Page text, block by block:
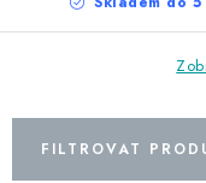
PRODÁVANÉ ZNAČKY
Věrnostní program
FILTROVAT